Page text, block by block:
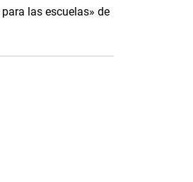
las escuelas» de